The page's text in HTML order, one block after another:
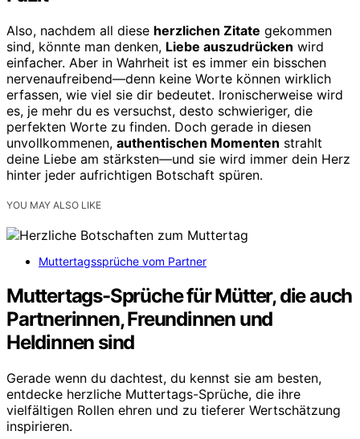
Also, nachdem all diese herzlichen Zitate gekommen
sind, könnte man denken, Liebe auszudrücken wird
einfacher. Aber in Wahrheit ist es immer ein bisschen
nervenaufreibend—denn keine Worte können wirklich
erfassen, wie viel sie dir bedeutet. Ironischerweise wird
es, je mehr du es versuchst, desto schwieriger, die
perfekten Worte zu finden. Doch gerade in diesen
unvollkommenen, authentischen Momenten strahlt
deine Liebe am stärksten—und sie wird immer dein Herz
hinter jeder aufrichtigen Botschaft spüren.
YOU MAY ALSO LIKE
Muttertagssprüche vom Partner
Muttertags-Sprüche für Mütter, die auch
Partnerinnen, Freundinnen und
Heldinnen sind
Gerade wenn du dachtest, du kennst sie am besten,
entdecke herzliche Muttertags-Sprüche, die ihre
vielfältigen Rollen ehren und zu tieferer Wertschätzung
inspirieren.